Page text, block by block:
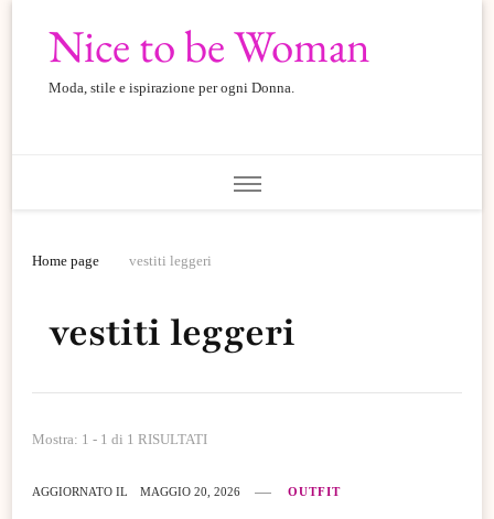
Nice to be Woman
Moda, stile e ispirazione per ogni Donna.
Home page vestiti leggeri
vestiti leggeri
Mostra: 1 - 1 di 1 RISULTATI
AGGIORNATO IL MAGGIO 20, 2026 OUTFIT